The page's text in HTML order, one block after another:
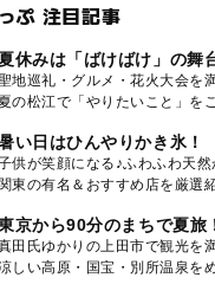
ぷ 注目記事
休みは「ばけばけ」の舞
地巡礼・グルメ・花火大会を
の松江で「やりたいこと」を
い日はひんやりかき氷！
供が笑顔になる♪ふわふわ天然
関東の有名＆おすすめ店を厳選
京から90分のまちで夏旅
田氏ゆかりの上田市で観光を
しい高原・国宝・別所温泉を